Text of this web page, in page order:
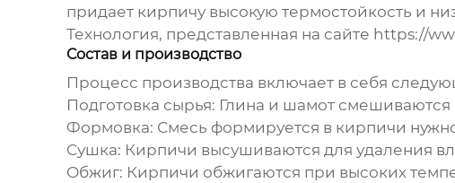
придает кирпичу высокую термостойкость и
Технология, представленная на сайте https://
Состав и производство
Процесс производства включает в себя
Подготовка сырья: Глина и шамот
Формовка: Смесь формируется в кирпичи
Сушка: Кирпичи высушиваются для удаления
Обжиг: Кирпичи обжигаются при высоких